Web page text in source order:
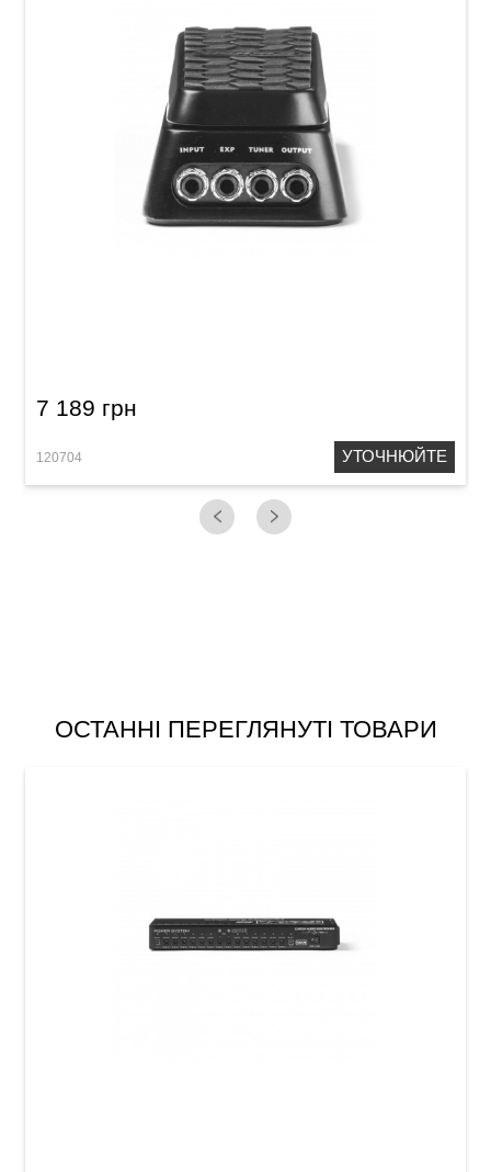
7 189 грн
120704 УТОЧНЮЙТЕ
ОСТАННІ ПЕРЕГЛЯНУТІ ТОВАРИ